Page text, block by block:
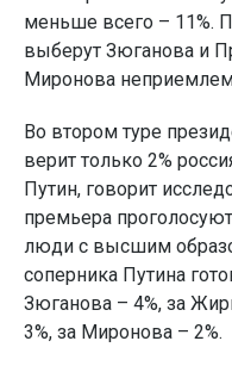
меньше всего – 11%.
выберут Зюганова и
Миронова
Во втором туре
верит только 2%
Путин, говорит
премьера
люди с высшим
соперника Путина
Зюганова – 4%, за
3%, за Миронова – 2%.